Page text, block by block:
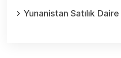
Yunanistan Satılık Daire